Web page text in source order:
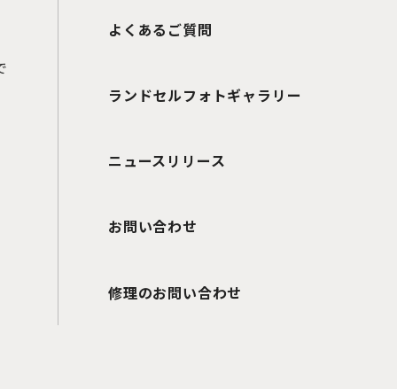
よくあるご質問
ランドセルフォトギャラリー
ニュースリリース
お問い合わせ
修理のお問い合わせ